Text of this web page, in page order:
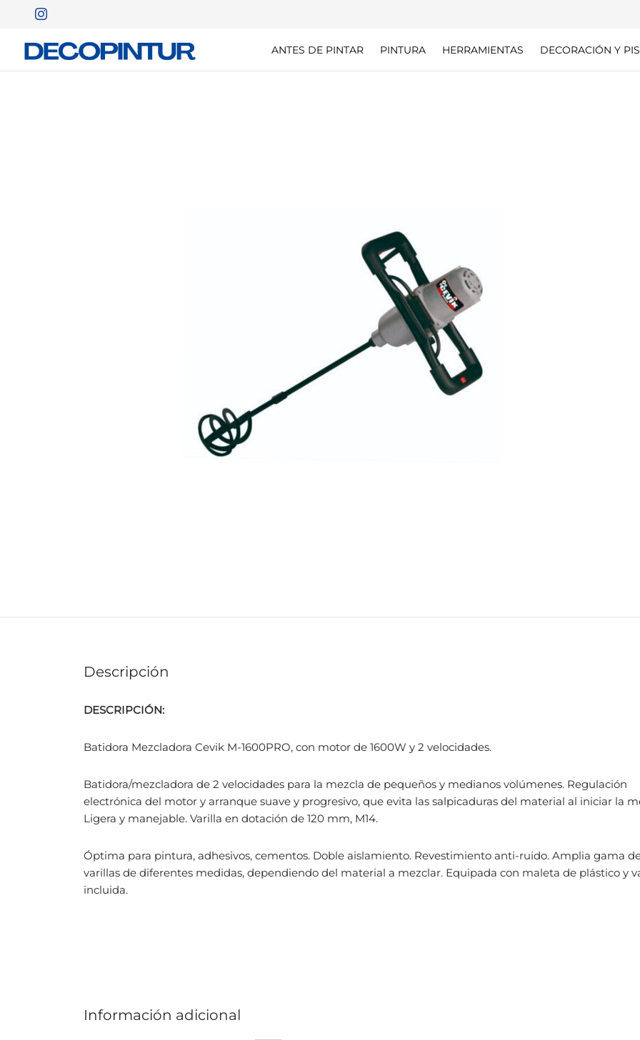
ANTES DE PINTAR PINTURA HERRAMIENTAS DECORACIÓN Y
Descripción
DESCRIPCIÓN:
Batidora Mezcladora Cevik M-1600PRO, con motor de 1600W y 2 velocidades.
Batidora/mezcladora de 2 velocidades para la mezcla de pequeños y medianos volúmenes. Regulación
electrónica del motor y arranque suave y progresivo, que evita las salpicaduras del material al iniciar la
Ligera y manejable. Varilla en dotación de 120 mm, M14.
Óptima para pintura, adhesivos, cementos. Doble aislamiento. Revestimiento anti-ruido. Amplia gama
varillas de diferentes medidas, dependiendo del material a mezclar. Equipada con maleta de plástico y
incluida.
Información adicional